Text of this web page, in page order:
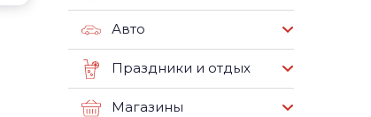
Авто
Праздники и отдых
Магазины